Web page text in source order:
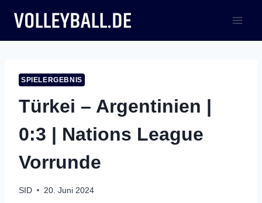
Inhalt
springen
SPIELERGEBNIS
Türkei – Argentinien |
0:3 | Nations League
Vorrunde
SID 20. Juni 2024